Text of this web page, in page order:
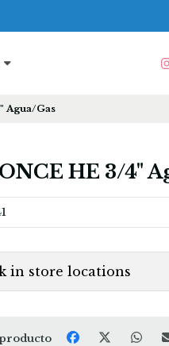
Agua/Gas
HE 3/4"
in store locations